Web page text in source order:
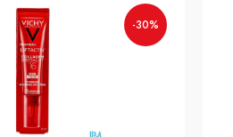
-30%